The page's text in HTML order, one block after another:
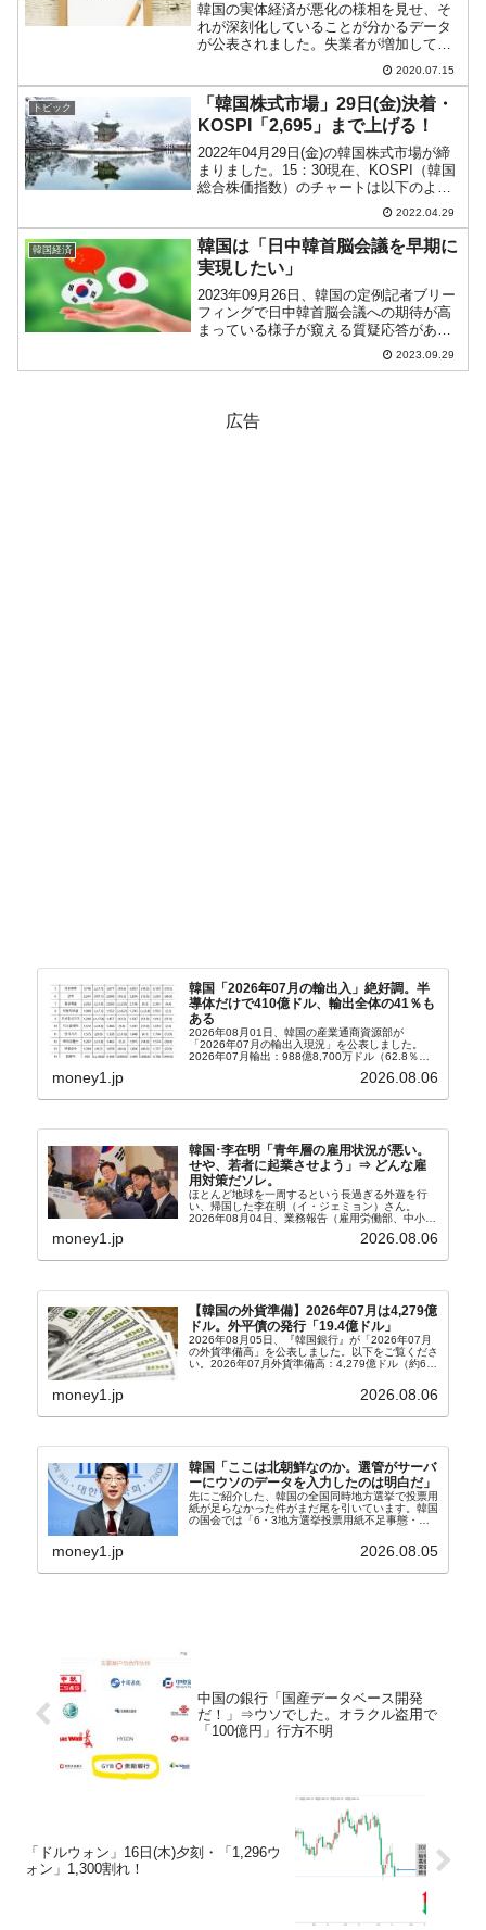
韓国の実体経済が悪化の様相を見せ、そ
れが深刻化していることが分かるデータ
が公表されました。失業者が増加してお
り、「失業給付額」（いわゆる「失業手
当」です）が05月からさらに増え、06月
にまたしても過去最大金額を更新したの
です。その額「1兆1...
2020.07.15
トピック
「韓国株式市場」29日(金)決着・
KOSPI「2,695」まで上げる！
2022年04月29日(金)の韓国株式市場が締
まりました。15：30現在、KOSPI（韓国
総合株価指数）のチャートは以下のよう
『Investing.com』より引用）。ここ最近
では珍しい長めの陽線となりました。三
日...
2022.04.29
韓国経済
韓国は「日中韓首脳会議を早期に
実現したい」
2023年09月26日、韓国の定例記者ブリー
フィングで日中韓首脳会議への期待が高
まっている様子が窺える質疑応答があり
ました。以下をご覧ください。＜質問＞
今日の日中韓高官級会議で3国首脳会談の
2023.09.29
広告
韓国「2026年07月の輸出入」絶好調。半
導体だけで410億ドル、輸出全体の41％も
ある
2026年08月01日、韓国の産業通商資源部が
「2026年07月の輸出入現況」を公表しました。
2026年07月輸出：988億8,700万ドル（62.8％）
money1.jp 2026.08.06
韓国･李在明「青年層の雇用状況が悪い。
せや、若者に起業させよう」⇒ どんな雇
用対策だソレ。
ほとんど地球を一周するという長過ぎる外遊を行
い、帰国した李在明（イ・ジェミョン）さん。
2026年08月04日、業務報告（雇用労働部、中小ベ
上、韓国大統領に成りおおせた李在明（イ・ジェミ
money1.jp 2026.08.06
【韓国の外貨準備】2026年07月は4,279億
ドル。外平債の発行「19.4億ドル」
2026年08月05日、『韓国銀行』が「2026年07月
の外貨準備高」を公表しました。以下をご覧くださ
い。2026年07月外貨準備高：4,279億ドル（約67
money1.jp 2026.08.06
韓国「ここは北朝鮮なのか。選管がサーバ
ーにウソのデータを入力したのは明白だ」
先にご紹介した、韓国の全国同時地方選挙で投票用
紙が足らなかった件がまだ尾を引いています。韓国
の国会では「6・3地方選挙投票用紙不足事態・国
す。『国民の力』の朱晋佑（チュ・ジヌ）議員はそ
money1.jp 2026.08.05
中国の銀行「国産データベース開発
だ！」⇒ウソでした。オラクル盗用で
「100億円」行方不明
「ドルウォン」16日(木)夕刻・「1,296ウ
ォン」1,300割れ！